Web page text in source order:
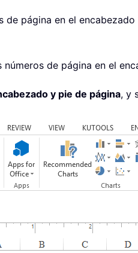
de página en el
de página en el
y pie de página, y